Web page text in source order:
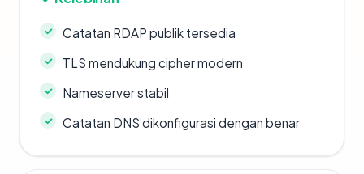
Catatan RDAP publik tersedia
TLS mendukung cipher modern
Nameserver stabil
Catatan DNS dikonfigurasi dengan benar